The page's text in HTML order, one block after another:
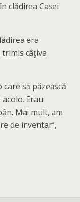
clădirea Casei
era
câţiva
să păzească
Erau
Mai mult, am
de inventar”,